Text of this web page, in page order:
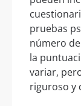
pruebas
número
la
variar,
riguroso y